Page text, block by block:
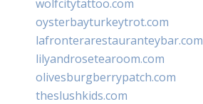
wolfcitytattoo.com
oysterbayturkeytrot.com
lafronterarestauranteybar.com
lilyandrosetearoom.com
olivesburgberrypatch.com
theslushkids.com